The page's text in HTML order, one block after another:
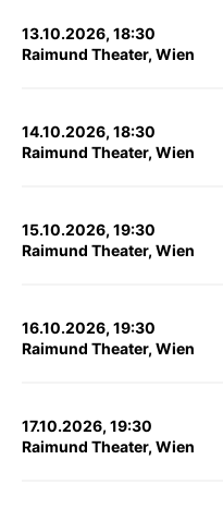
13.10.2026, 18:30
Raimund Theater, Wien
14.10.2026, 18:30
Raimund Theater, Wien
15.10.2026, 19:30
Raimund Theater, Wien
16.10.2026, 19:30
Raimund Theater, Wien
17.10.2026, 19:30
Raimund Theater, Wien